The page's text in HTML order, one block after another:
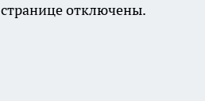
отключены.